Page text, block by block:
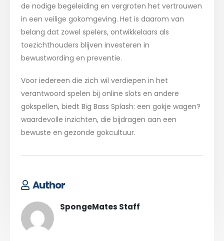
de nodige begeleiding en vergroten het vertrouwen
in een veilige gokomgeving. Het is daarom van
belang dat zowel spelers, ontwikkelaars als
toezichthouders blijven investeren in
bewustwording en preventie.
Voor iedereen die zich wil verdiepen in het
verantwoord spelen bij online slots en andere
gokspellen, biedt Big Bass Splash: een gokje wagen?
waardevolle inzichten, die bijdragen aan een
bewuste en gezonde gokcultuur.
Author
SpongeMates Staff